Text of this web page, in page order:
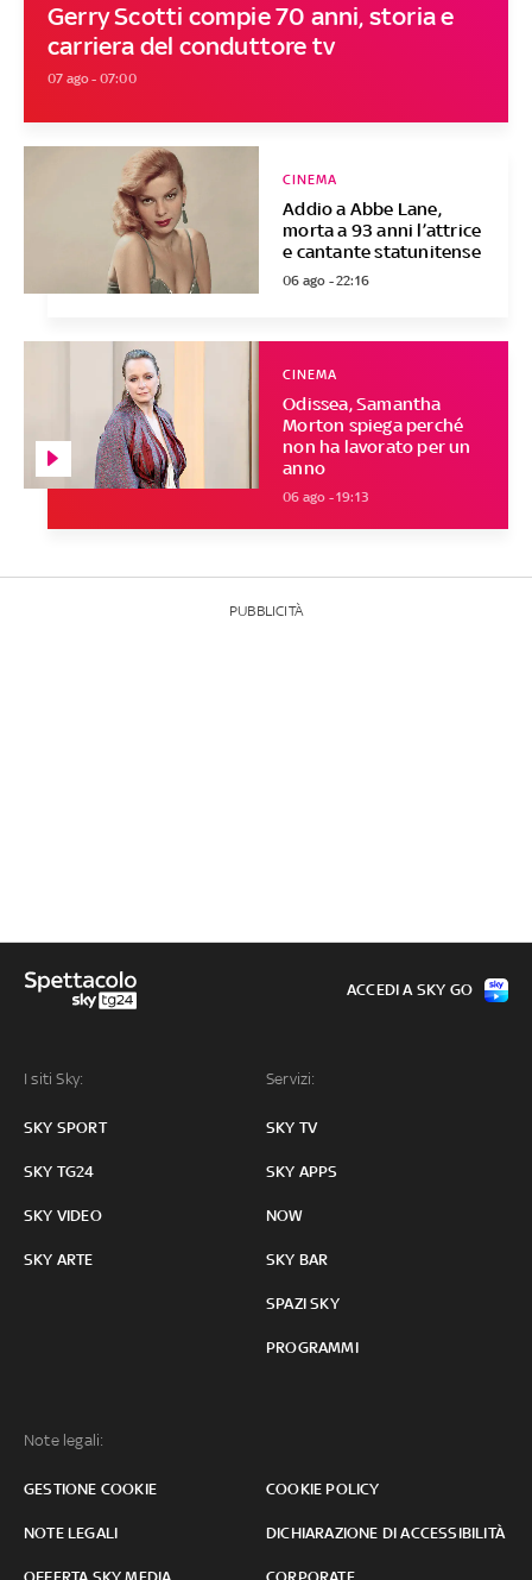
Gerry Scotti compie 70 anni, storia e
carriera del conduttore tv
07 ago - 07:00
Addio a Abbe Lane,
morta a 93 anni l’attrice
e cantante statunitense
CINEMA
06 ago - 22:16
Odissea, Samantha
Morton spiega perché
non ha lavorato per un
anno
CINEMA
06 ago - 19:13
PUBBLICITÀ
I siti Sky:
SKY SPORT
SKY TG24
SKY VIDEO
SKY ARTE
Servizi:
SKY TV
SKY APPS
NOW
SKY BAR
SPAZI SKY
PROGRAMMI
Note legali:
GESTIONE COOKIE COOKIE POLICY
NOTE LEGALI DICHIARAZIONE DI ACCESSIBILITÀ
ACCEDI A SKY GO